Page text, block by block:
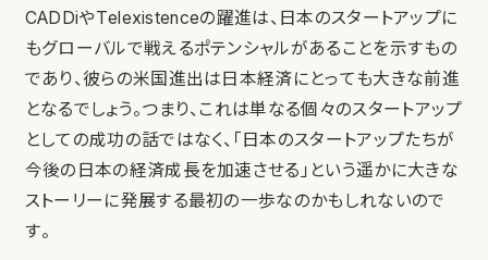
CADDiやTelexistenceの躍進は、日本のスタートアップに
もグローバルで戦えるポテンシャルがあることを示すもの
であり、彼らの米国進出は日本経済にとっても大きな前進
となるでしょう。つまり、これは単なる個々のスタートアップ
としての成功の話ではなく、「日本のスタートアップたちが
今後の日本の経済成長を加速させる」という遥かに大きな
ストーリーに発展する最初の一歩なのかもしれないので
す。